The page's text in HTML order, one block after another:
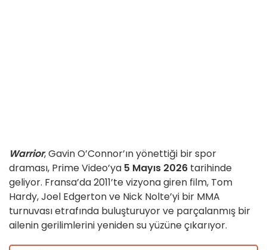
Warrior, Gavin O’Connor’ın yönettiği bir spor
draması, Prime Video’ya 5 Mayıs 2026 tarihinde
geliyor. Fransa’da 2011’te vizyona giren film, Tom
Hardy, Joel Edgerton ve Nick Nolte’yi bir MMA
turnuvası etrafında buluşturuyor ve parçalanmış bir
ailenin gerilimlerini yeniden su yüzüne çıkarıyor.